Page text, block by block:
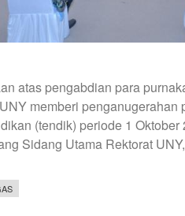
atas pengabdian para
memberi
(tendik) periode 1
Sidang Utama Rektorat